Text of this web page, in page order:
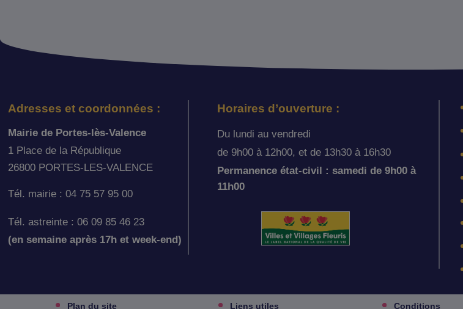
Adresses et coordonnées :
Mairie de Portes-lès-Valence
1 Place de la République
26800 PORTES-LES-VALENCE
Tél. mairie : 04 75 57 95 00
Tél. astreinte : 06 09 85 46 23
(en semaine après 17h et week-end)
Horaires d’ouverture :
Du lundi au vendredi
de 9h00 à 12h00, et de 13h30 à 16h30
Permanence état-civil : samedi de 9h00 à
11h00
Plan du site Liens utiles Conditions